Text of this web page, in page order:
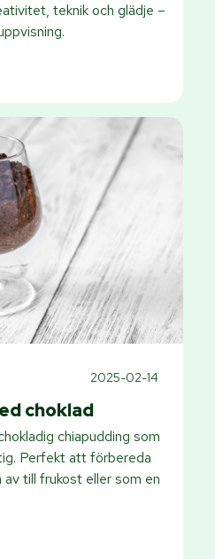
teknik och glädje –
2025-02-14
choklad
chiapudding som
Perfekt att förbereda
av till frukost eller som en